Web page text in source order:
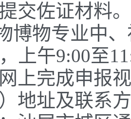
交佐证材料。
物专业中、
上午9:00至
上完成申报
址及联系